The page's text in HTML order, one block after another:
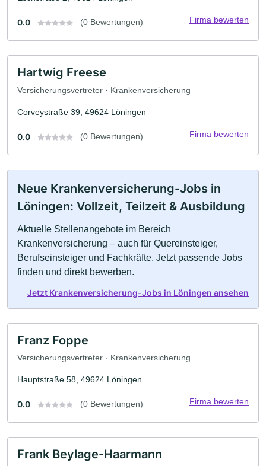
0.0 (0 Bewertungen) Firma bewerten
Hartwig Freese
Versicherungsvertreter · Krankenversicherung
Corveystraße 39, 49624 Löningen
0.0 (0 Bewertungen) Firma bewerten
Neue Krankenversicherung-Jobs in
Löningen: Vollzeit, Teilzeit & Ausbildung
Aktuelle Stellenangebote im Bereich
Krankenversicherung – auch für Quereinsteiger,
Berufseinsteiger und Fachkräfte. Jetzt passende Jobs
finden und direkt bewerben.
Jetzt Krankenversicherung-Jobs in Löningen ansehen
Franz Foppe
Versicherungsvertreter · Krankenversicherung
Hauptstraße 58, 49624 Löningen
0.0 (0 Bewertungen) Firma bewerten
Frank Beylage-Haarmann